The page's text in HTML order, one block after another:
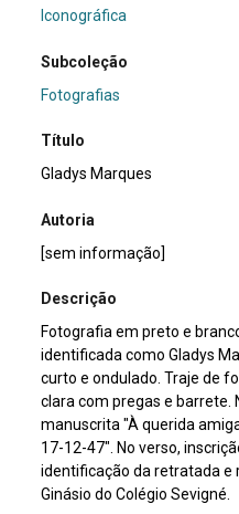
Iconográfica
Subcoleção
Fotografias
Título
Gladys Marques
Autoria
[sem informação]
Descrição
Fotografia em preto e
identificada como Gladys
curto e ondulado. Traje de
clara com pregas e barrete.
manuscrita "À querida
17-12-47". No verso,
identificação da retratada
Ginásio do Colégio Sevigné.